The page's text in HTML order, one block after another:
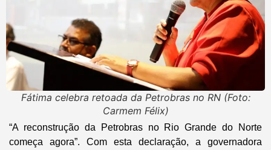
Fátima celebra retoada da Petrobras no RN (Foto:
Carmem Félix)
“A reconstrução da Petrobras no Rio Grande do Norte
começa agora”. Com esta declaração, a governadora